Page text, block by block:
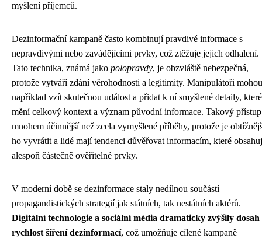
myšlení příjemců.
Dezinformační kampaně často kombinují pravdivé informace s
nepravdivými nebo zavádějícími prvky, což ztěžuje jejich odhalení.
Tato technika, známá jako polopravdy, je obzvláště nebezpečná,
protože vytváří zdání věrohodnosti a legitimity. Manipulátoři mohou
například vzít skutečnou událost a přidat k ní smyšlené detaily, které
mění celkový kontext a význam původní informace. Takový
mnohem účinnější než zcela vymyšlené příběhy, protože je
ho vyvrátit a lidé mají tendenci důvěřovat informacím, které
alespoň částečně ověřitelné prvky.
V moderní době se dezinformace staly nedílnou součástí
propagandistických strategií jak státních, tak nestátních aktérů.
Digitální technologie a sociální média dramaticky zvýšily dosah
rychlost šíření dezinformací, což umožňuje cílené kampaně